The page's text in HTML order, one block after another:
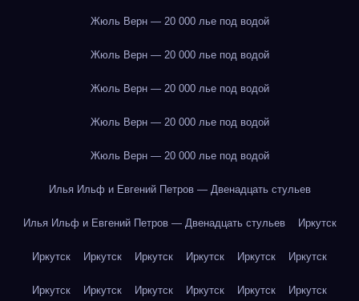
Жюль Верн — 20 000 лье под водой
Жюль Верн — 20 000 лье под водой
Жюль Верн — 20 000 лье под водой
Жюль Верн — 20 000 лье под водой
Жюль Верн — 20 000 лье под водой
Илья Ильф и Евгений Петров — Двенадцать стульев
Илья Ильф и Евгений Петров — Двенадцать стульев Иркутск
Иркутск Иркутск Иркутск Иркутск Иркутск Иркутск
Иркутск Иркутск Иркутск Иркутск Иркутск Иркутск